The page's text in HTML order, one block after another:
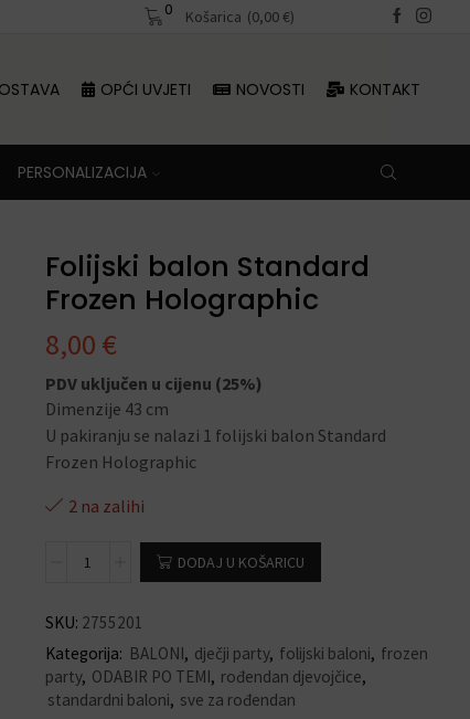
Besplatna dostava iznad 70 €
0 Košarica (0,00€)
OPĆI UVJETI NOVOSTI KONTAKT
PERSONALIZACIJA
Folijski balon Standard
Frozen Holographic
8,00 €
PDV uključen u cijenu (25%)
Dimenzije 43 cm
U pakiranju se nalazi 1 folijski balon Standard
Frozen Holographic
2 na zalihi
DODAJ U KOŠARICU
SKU: 2755201
Kategorija: BALONI, dječji party, folijski baloni, frozen
party, ODABIR PO TEMI, rođendan djevojčice,
standardni baloni, sve za rođendan